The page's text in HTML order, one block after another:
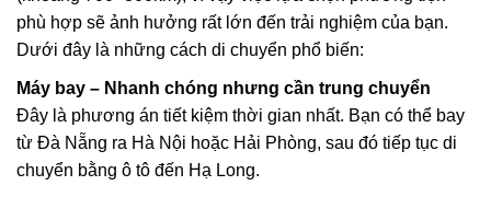
phù hợp sẽ ảnh hưởng rất lớn đến trải nghiệm của bạn.
Dưới đây là những cách di chuyển phổ biến:
Máy bay – Nhanh chóng nhưng cần trung chuyển
Đây là phương án tiết kiệm thời gian nhất. Bạn có thể bay
từ Đà Nẵng ra Hà Nội hoặc Hải Phòng, sau đó tiếp tục di
chuyển bằng ô tô đến Hạ Long.